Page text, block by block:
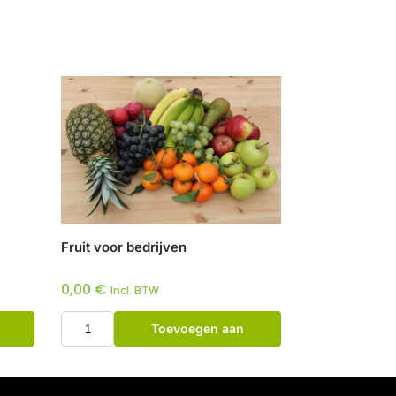
Fruit voor bedrijven
0,00 € Incl. BTW
Toevoegen aan